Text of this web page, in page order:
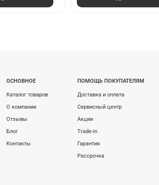
ОСНОВНОЕ
Каталог товаров
О компании
Отзывы
Блог
Контакты
ПОМОЩЬ ПОКУПАТЕЛЯМ
Доставка и оплата
Сервисный центр
Акции
Trade-in
Гарантия
Рассрочка